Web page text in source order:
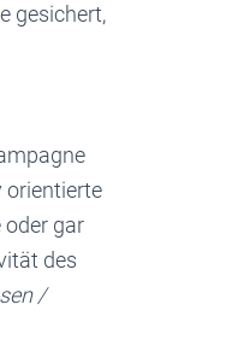
gesichert,
orientierte
oder gar
des
/